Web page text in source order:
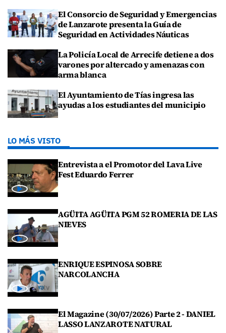
El Consorcio de Seguridad y Emergencias
de Lanzarote presenta la Guía de
Seguridad en Actividades Náuticas
La Policía Local de Arrecife detiene a dos
varones por altercado y amenazas con
arma blanca
El Ayuntamiento de Tías ingresa las
ayudas a los estudiantes del municipio
LO MÁS VISTO
Entrevista a el Promotor del Lava Live
Fest Eduardo Ferrer
AGÜITA AGÜITA PGM 52 ROMERIA DE LAS
NIEVES
ENRIQUE ESPINOSA SOBRE
NARCOLANCHA
El Magazine (30/07/2026) Parte 2 - DANIEL
LASSO LANZAROTE NATURAL